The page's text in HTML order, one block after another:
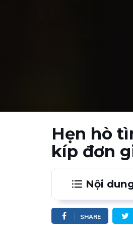
Hẹn hò
kíp đơn
Nội
1.1. Tham gia
Gửi tin nhắn
Tự tin vào
SHARE